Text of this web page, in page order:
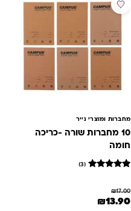
מבצע
מחברות ומוצרי נייר
10 מחברות שורה -כריכה
חומה
מבוסס על
(3)
₪17.00
המחיר המקורי היה: ₪17.00.
₪13.90